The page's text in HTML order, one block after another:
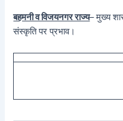
बहमनी व विजयनगर राज्य– मुख्य
संस्कृति पर प्रभाव।